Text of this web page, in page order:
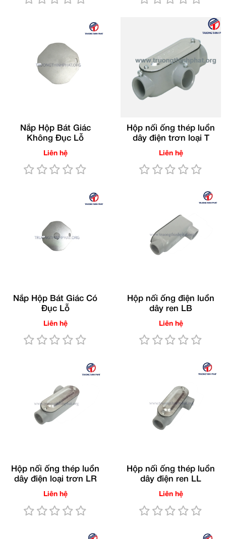
Nắp Hộp Bát Giác
Không Đục Lỗ
Liên hệ
Hộp nối ống thép luồn
dây điện trơn loại T
Liên hệ
Nắp Hộp Bát Giác Có
Đục Lỗ
Liên hệ
Hộp nối ống điện luồn
dây ren LB
Liên hệ
Hộp nối ống thép luồn
dây điện loại trơn LR
Liên hệ
Hộp nối ống thép luồn
dây điện ren LL
Liên hệ